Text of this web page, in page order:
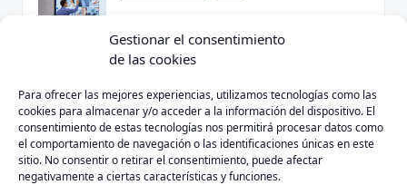
Gestionar el consentimiento
de las cookies
Para ofrecer las mejores experiencias, utilizamos tecnologías como las
cookies para almacenar y/o acceder a la información del dispositivo. El
consentimiento de estas tecnologías nos permitirá procesar datos como
el comportamiento de navegación o las identificaciones únicas en este
sitio. No consentir o retirar el consentimiento, puede afectar
negativamente a ciertas características y funciones.
Incendio en Murias de Ponjos provoca
evacuación en León